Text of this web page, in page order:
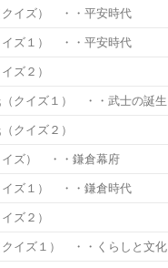
クイズ） ・・平安時代
イズ１） ・・平安時代
ズ２）
（クイズ１） ・・武士の誕生
クイズ２）
イズ） ・・鎌倉幕府
イズ１） ・・鎌倉時代
ズ２）
クイズ１） ・・くらしと文化